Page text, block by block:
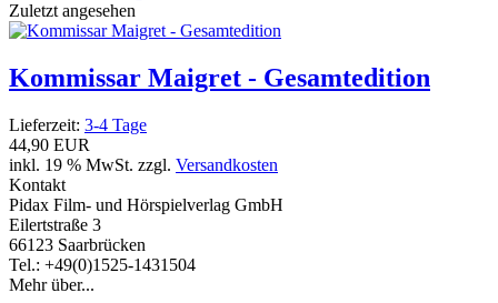
Zuletzt angesehen
Kommissar Maigret - Gesamtedition
Lieferzeit: 3-4 Tage
44,90 EUR
inkl. 19 % MwSt. zzgl. Versandkosten
Kontakt
Pidax Film- und Hörspielverlag GmbH
Eilertstraße 3
66123 Saarbrücken
Tel.: +49(0)1525-1431504
Mehr über...